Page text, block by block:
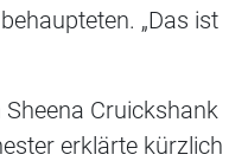
„Das ist
Cruickshank
erklärte kürzlich